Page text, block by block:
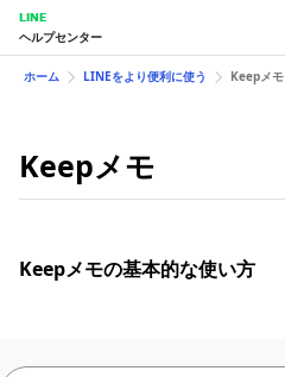
LINE
ヘルプセンター
ホーム LINEをより便利に使う Keepメモ
Keepメモ
Keepメモの基本的な使い方